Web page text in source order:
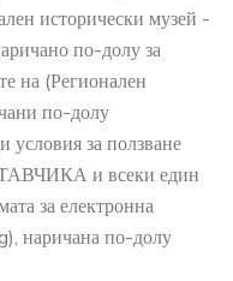
исторически музей -
по-долу за
на (Регионален
по-долу
за ползване
и всеки един
за електронна
наричана по-долу